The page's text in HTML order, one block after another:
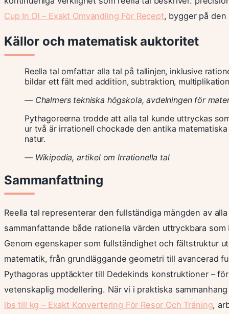
Cup In Dl – Exakt Omvandling För Recept, bygger på
Källor och matematisk auktoritet
Reella tal omfattar alla tal på tallinjen, inklusive
bildar ett fält med addition, subtraktion,
— Chalmers tekniska högskola, avdelningen för
Pythagoreerna trodde att alla tal kunde uttryckas
ur två är irrationell chockade den antika
natur.
— Wikipedia, artikel om Irrationella tal
Sammanfattning
Reella tal representerar den fullständiga mängden av
sammanfattande både rationella värden uttryckbara
Genom egenskaper som fullständighet och fältstruktur
matematik, från grundläggande geometri till avancerad
Pythagoras upptäckter till Dedekinds konstruktioner –
vetenskaplig modellering. När vi i praktiska
lbs till kg – Exakt Konvertering För Resor Och Träning,